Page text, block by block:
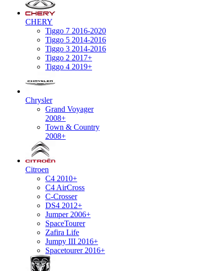
CHERY
Tiggo 7 2016-2020
Tiggo 5 2014-2016
Tiggo 3 2014-2016
Tiggo 2 2017+
Tiggo 4 2019+
Chrysler
Grand Voyager
2008+
Town & Country
2008+
Citroen
C4 2010+
C4 AirCross
C-Crosser
DS4 2012+
Jumper 2006+
SpaceTourer
Zafira Life
Jumpy III 2016+
Spacetourer 2016+